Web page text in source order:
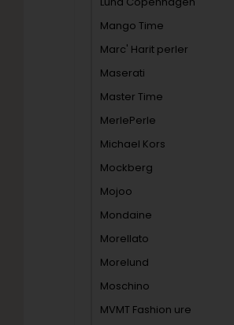
Mango Time
Marc' Harit perler
Maserati
Master Time
MerlePerle
Michael Kors
Mockberg
Mojoo
Mondaine
Morellato
Morelund
Moschino
MVMT Fashion ure